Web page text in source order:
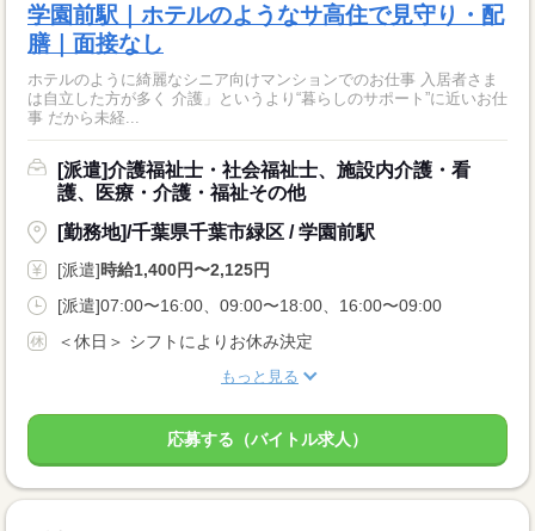
学園前駅｜ホテルのようなサ高住で見守り・配
膳｜面接なし
ホテルのように綺麗なシニア向けマンションでのお仕事 入居者さま
は自立した方が多く 介護」というより“暮らしのサポート”に近いお仕
事 だから未経...
[派遣]介護福祉士・社会福祉士、施設内介護・看
護、医療・介護・福祉その他
[勤務地]/千葉県千葉市緑区 / 学園前駅
[派遣]時給1,400円〜2,125円
[派遣]07:00〜16:00、09:00〜18:00、16:00〜09:00
＜休日＞ シフトによりお休み決定
もっと見る
応募する（バイトル求人）